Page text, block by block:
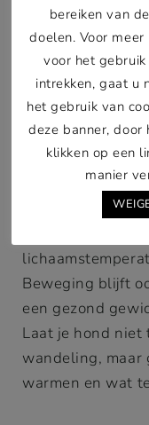
of stijve spieren.
op en raadpleeg
Extra
winter
Sommige
voeding nodig,
veel bewegen.
Beweging blijft
een gezond
Laat je hond
wandeling, maar
warmen en wat
bereiken van
doelen. Voor
voor het
intrekken, gaat u
het gebruik van
deze banner,
klikken op een
manier